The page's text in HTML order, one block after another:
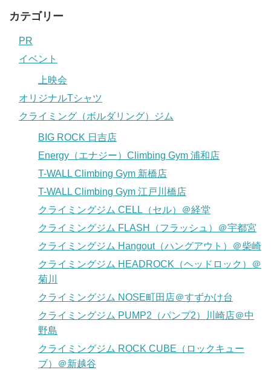
カテゴリー
PR
イベント
上映会
オリジナルTシャツ
クライミング（ボルダリング）ジム
BIG ROCK 日吉店
Energy（エナジー）Climbing Gym 浦和店
T-WALL Climbing Gym 新橋店
T-WALL Climbing Gym 江戸川橋店
クライミングジム CELL（セル）＠経堂
クライミングジム FLASH（フラッシュ）＠宇都宮
クライミングジム Hangout（ハングアウト）＠柴崎
クライミングジム HEADROCK（ヘッドロック）＠
菊川
クライミングジム NOSE町田店＠すずかけ台
クライミングジム PUMP2（パンプ2）川崎店＠中
野島
クライミングジム ROCK CUBE（ロックキュー
ブ）＠新越谷